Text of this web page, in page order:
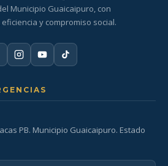
Municipio Guaicaipuro, con
y compromiso social.
PB. Municipio Guaicaipuro. Estado